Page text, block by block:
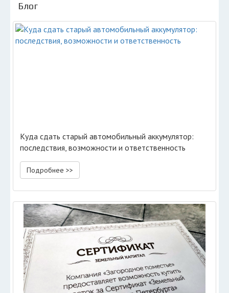
Блог
Куда сдать старый автомобильный аккумулятор:
последствия, возможности и ответственность
Подробнее >>